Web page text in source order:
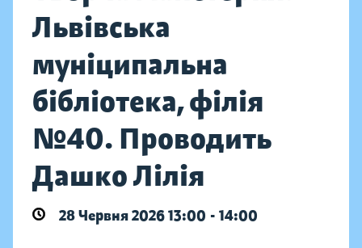
Львівська
муніципальна
бібліотека, філія
№40. Проводить
Дашко Лілія
28 Червня 2026 13:00 - 14:00